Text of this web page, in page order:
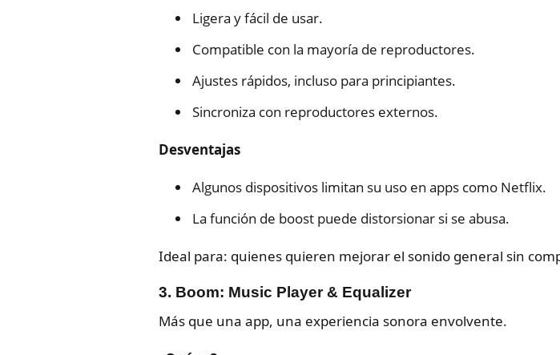
Ligera y fácil de usar.
Compatible con la mayoría de reproductores.
Ajustes rápidos, incluso para principiantes.
Sincroniza con reproductores externos.
Desventajas
Algunos dispositivos limitan su uso en apps como Netflix.
La función de boost puede distorsionar si se abusa.
Ideal para: quienes quieren mejorar el sonido general sin
3. Boom: Music Player & Equalizer
Más que una app, una experiencia sonora envolvente.